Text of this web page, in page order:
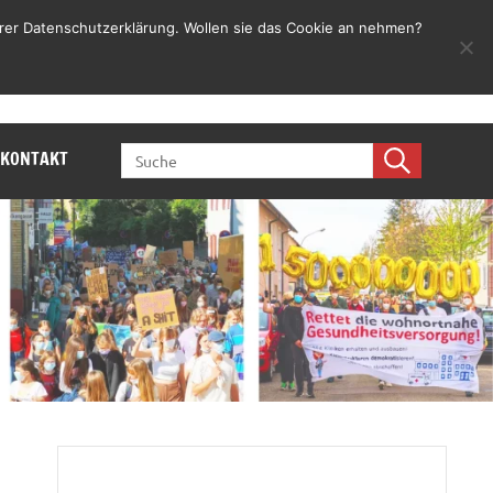
KONTAKT
SEARCH
Datenschutzerklärung. Wollen sie das Cookie an nehmen?